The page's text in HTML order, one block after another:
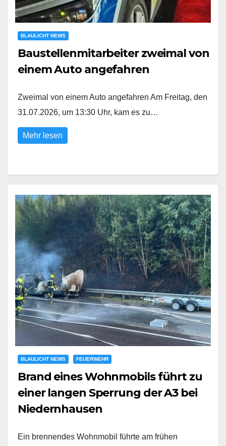
BLAULICHT NEWS
Baustellenmitarbeiter zweimal von
einem Auto angefahren
Zweimal von einem Auto angefahren Am Freitag, den
31.07.2026, um 13:30 Uhr, kam es zu…
Mehr lesen
BLAULICHT NEWS FEUERWEHR
Brand eines Wohnmobils führt zu
einer langen Sperrung der A3 bei
Niedernhausen
Ein brennendes Wohnmobil führte am frühen